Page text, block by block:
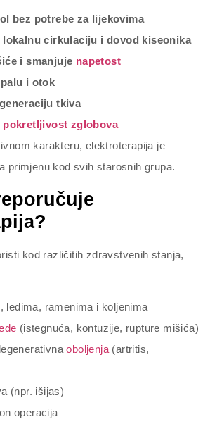
bez potrebe za lijekovima
lokalnu cirkulaciju i dovod kiseonika
i smanjuje napetost
i otok
tkiva
pokretljivost zglobova
karakteru, elektroterapija je
primjenu kod svih starosnih grupa.
kod različitih zdravstvenih stanja,
leđima, ramenima i koljenima
(istegnuća, kontuzije, rupture mišića)
oboljenja (artritis,
(npr. išijas)
operacija